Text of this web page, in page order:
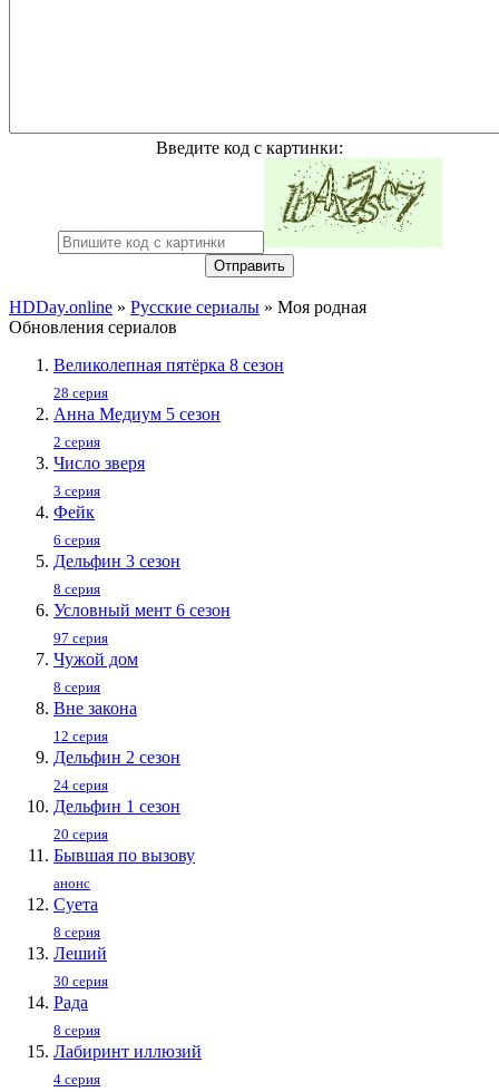
Введите код с картинки:
Отправить
HDDay.online » Русские сериалы » Моя родная
Обновления сериалов
Великолепная пятёрка 8 сезон
28 серия
Анна Медиум 5 сезон
2 серия
Число зверя
3 серия
Фейк
6 серия
Дельфин 3 сезон
8 серия
Условный мент 6 сезон
97 серия
Чужой дом
8 серия
Вне закона
12 серия
Дельфин 2 сезон
24 серия
Дельфин 1 сезон
20 серия
Бывшая по вызову
анонс
Суета
8 серия
Леший
30 серия
Рада
8 серия
Лабиринт иллюзий
4 серия